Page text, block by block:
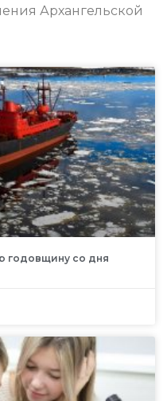
Архангельской
годовщину со дня